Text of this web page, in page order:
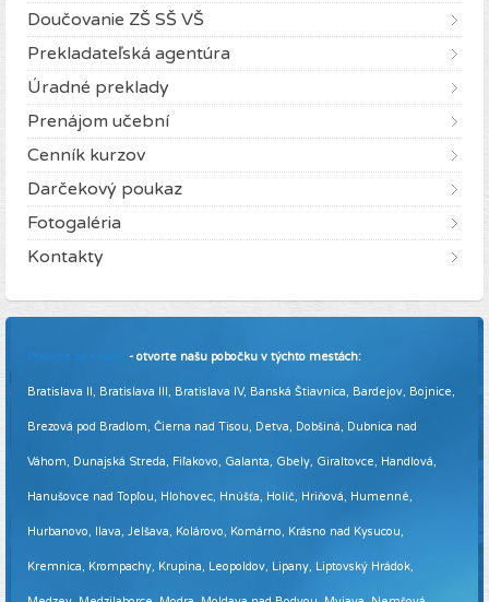
Doučovanie ZŠ SŠ VŠ
Prekladateľská agentúra
Úradné preklady
Prenájom učební
Cenník kurzov
Darčekový poukaz
Fotogaléria
Kontakty
Pridajte sa k nám - otvorte našu pobočku v týchto mestách:
Bratislava II, Bratislava III, Bratislava IV, Banská Štiavnica, Bardejov, Bojnice,
Brezová pod Bradlom, Čierna nad Tisou, Detva, Dobšiná, Dubnica nad
Váhom, Dunajská Streda, Fiľakovo, Galanta, Gbely, Giraltovce, Handlová,
Hanušovce nad Topľou, Hlohovec, Hnúšťa, Holíč, Hriňová, Humenné,
Hurbanovo, Ilava, Jelšava, Kolárovo, Komárno, Krásno nad Kysucou,
Kremnica, Krompachy, Krupina, Leopoldov, Lipany, Liptovský Hrádok,